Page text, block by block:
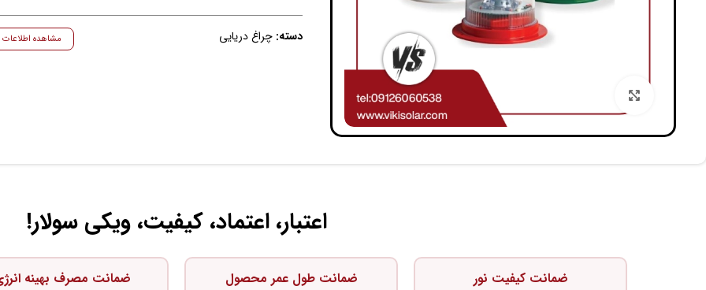
دسته: چراغ دریایی مشاهده اطلاعات
اعتبار، اعتماد، کیفیت، ویکی سولار!
ضمانت کیفیت نور ضمانت طول عمر محصول ضمانت مصرف بهینه